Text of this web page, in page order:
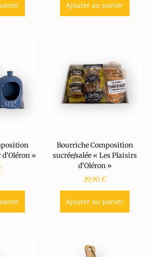
Ajouter au panier
»
Bourriche Composition
sucrée/salée « Les Plaisirs
d’Oléron »
19,90€
Ajouter au panier